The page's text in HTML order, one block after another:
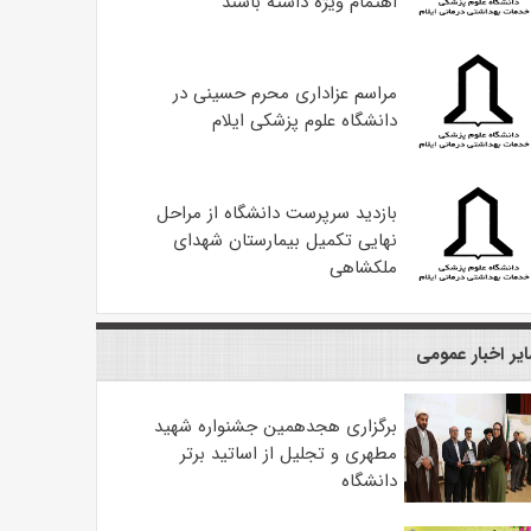
مراسم عزاداری محرم حسینی در
دانشگاه علوم پزشکی ایلام
بازدید سرپرست دانشگاه از مراحل
نهایی تکمیل بیمارستان شهدای
ملکشاهی
اخبار عمومی
برگزاری هجدهمین جشنواره شهید
مطهری و تجلیل از اساتید برتر
دانشگاه